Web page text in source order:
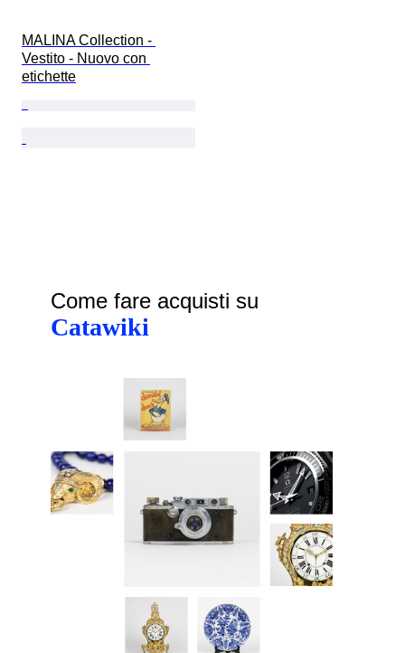
MALINA Collection -
Vestito - Nuovo con
etichette
Come fare acquisti su
Catawiki